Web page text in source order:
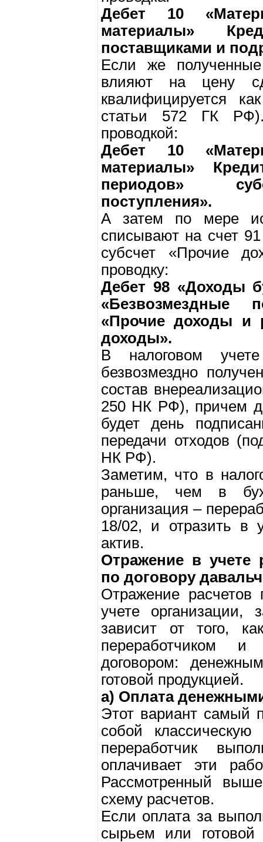
Дебет 10
материалы»
поставщиками и
Если же
влияют на цену
квалифицируется
статьи 572 ГК
проводкой:
Дебет 10
материалы»
периодов»
поступления».
А затем по мере
списывают на счет
субсчет «Прочие
проводку:
Дебет 98 «Доходы
«Безвозмездные
«Прочие доходы и
доходы».
В налоговом учете
безвозмездно
состав
250 НК РФ), причем
будет день
передачи отходов
НК РФ).
Заметим, что в
раньше, чем в
организация –
18/02, и отразить в
актив.
Отражение в учете
по договору
Отражение расчетов
учете организации,
зависит от того,
переработчиком и
договором:
готовой продукцией.
а) Оплата
Этот вариант самый
собой
переработчик
оплачивает эти
Рассмотренный
схему расчетов.
Если оплата за
сырьем или готовой